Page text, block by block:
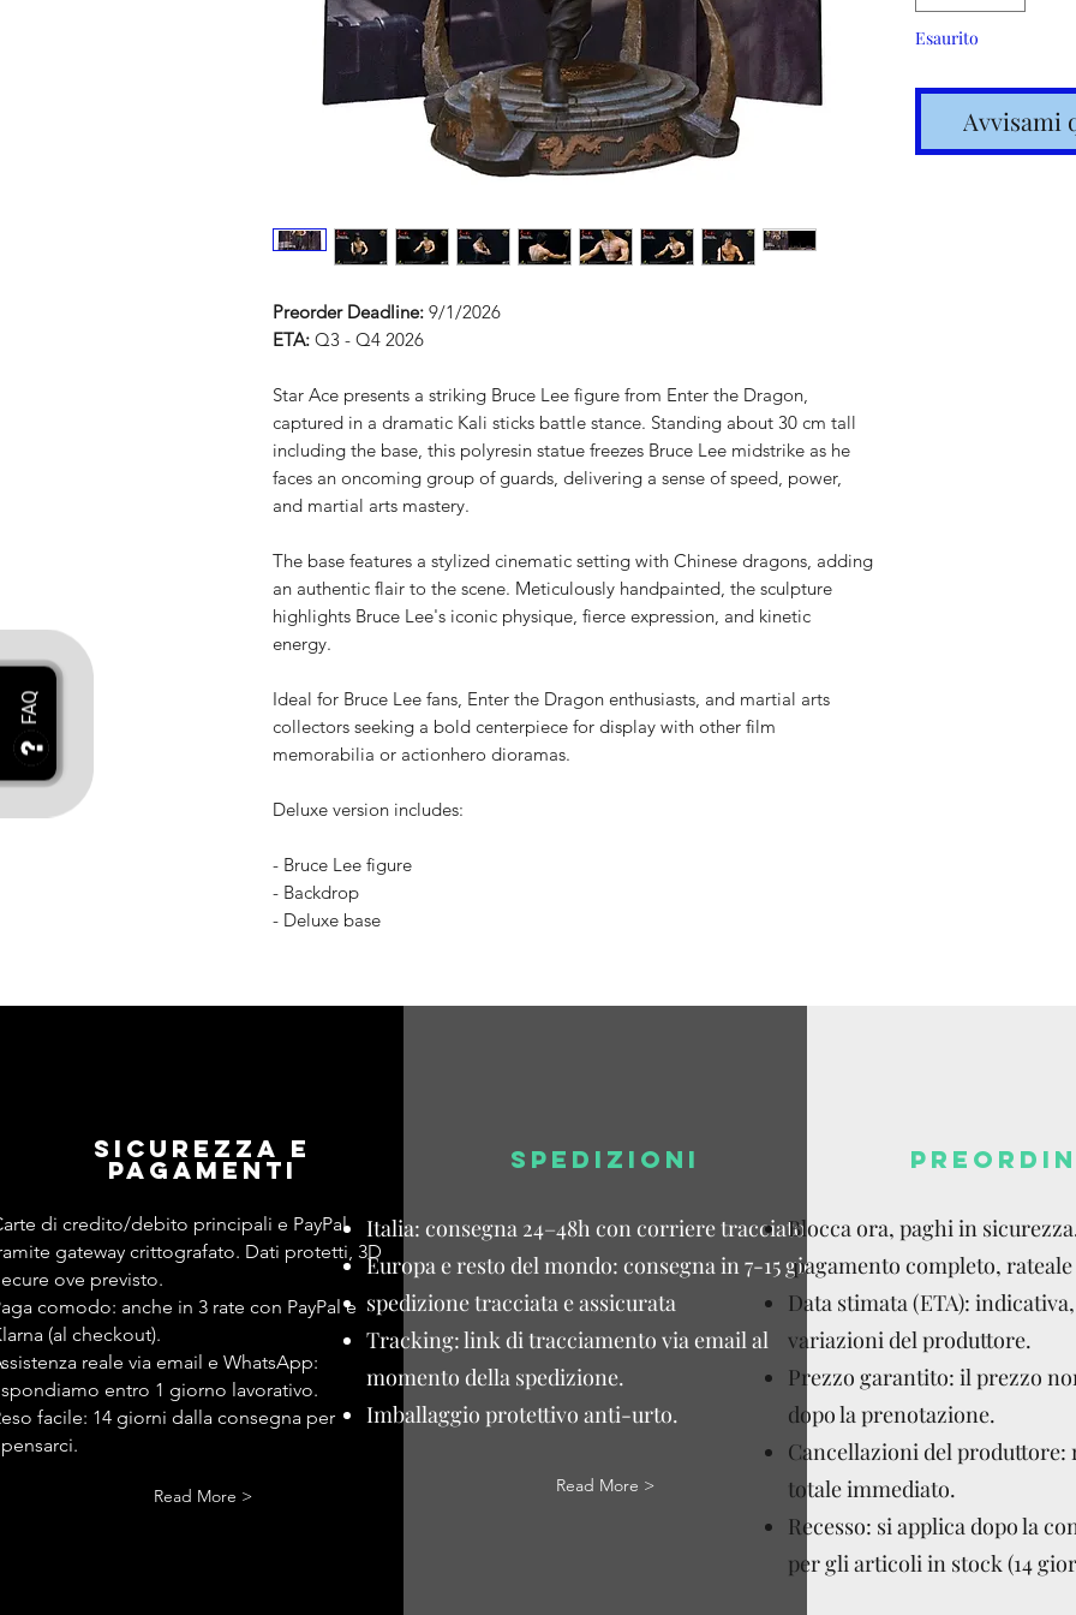
Preorder Deadline: 9/1/2026
ETA: Q3 - Q4 2026
Star Ace presents a striking Bruce Lee figure from Enter the Dragon,
captured in a dramatic Kali sticks battle stance. Standing about 30 cm tall
including the base, this polyresin statue freezes Bruce Lee midstrike as he
faces an oncoming group of guards, delivering a sense of speed, power,
and martial arts mastery.
The base features a stylized cinematic setting with Chinese dragons, adding
an authentic flair to the scene. Meticulously handpainted, the sculpture
highlights Bruce Lee's iconic physique, fierce expression, and kinetic
energy.
Ideal for Bruce Lee fans, Enter the Dragon enthusiasts, and martial arts
collectors seeking a bold centerpiece for display with other film
memorabilia or actionhero dioramas.
Deluxe version includes:
- Bruce Lee figure
- Backdrop
- Deluxe base
Esaurito
Avvisami
Sicurezza e
pagamenti
di credito/debito principali e PayPal
gateway crittografato. Dati protetti, 3D
ove previsto.
comodo: anche in 3 rate con PayPal e
(al checkout).
reale via email e WhatsApp:
entro 1 giorno lavorativo.
facile: 14 giorni dalla consegna per
Read More >
SPEDIZIONI
Italia: consegna 24–48h con corriere tracciato.
Europa e resto del mondo: consegna in 7-15 giorni
spedizione tracciata e assicurata
Tracking: link di tracciamento via email al
momento della spedizione.
Imballaggio protettivo anti-urto.
Read More >
Blocca ora, paghi in
pagamento completo,
Data stimata (ETA):
variazioni del produttore.
Prezzo garantito: il prezzo
dopo la prenotazione.
Cancellazioni del produttore:
totale immediato.
Recesso: si applica dopo la
per gli articoli in stock (14